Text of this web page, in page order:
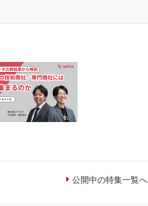
公開中の特集一覧へ